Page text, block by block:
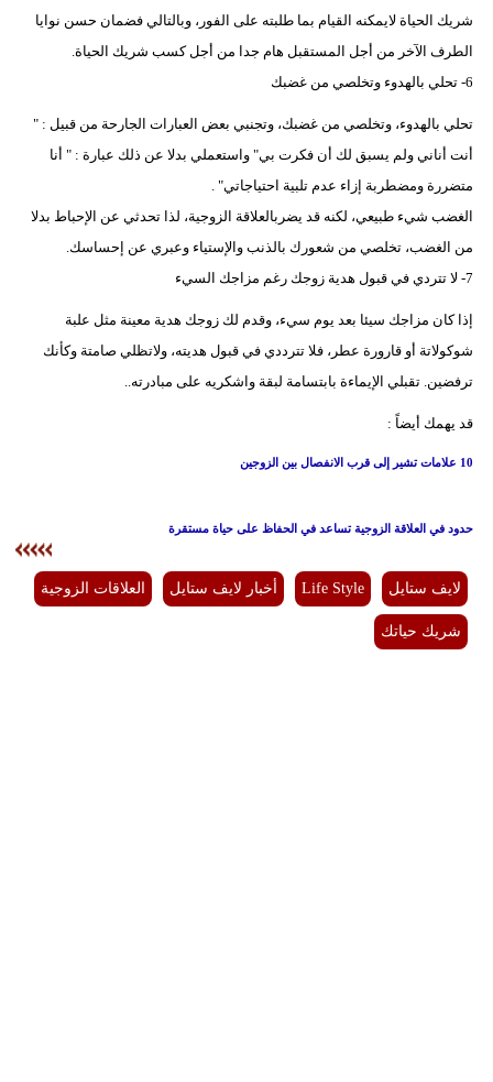
شريك الحياة لايمكنه القيام بما طلبته على الفور، وبالتالي فضمان حسن نوايا
الطرف الآخر من أجل المستقبل هام جدا من أجل كسب شريك الحياة.
6- تحلي بالهدوء وتخلصي من غضبك
تحلي بالهدوء، وتخلصي من غضبك، وتجنبي بعض العبارات الجارحة من قبيل : "
أنت أناني ولم يسبق لك أن فكرت بي" واستعملي بدلا عن ذلك عبارة : " أنا
متضررة ومضطربة إزاء عدم تلبية احتياجاتي" .
الغضب شيء طبيعي، لكنه قد يضربالعلاقة الزوجية، لذا تحدثي عن الإحباط بدلا
من الغضب، تخلصي من شعورك بالذنب والإستياء وعبري عن إحساسك.
7- لا تتردي في قبول هدية زوجك رغم مزاجك السيء
إذا كان مزاجك سيئا بعد يوم سيء، وقدم لك زوجك هدية معينة مثل علبة
شوكولاتة أو قارورة عطر، فلا تترددي في قبول هديته، ولاتظلي صامتة وكأنك
ترفضين. تقبلي الإيماءة بابتسامة لبقة واشكريه على مبادرته..
قد يهمك أيضاً :
10 علامات تشير إلى قرب الانفصال بين الزوجين
حدود في العلاقة الزوجية تساعد في الحفاظ على حياة مستقرة
لايف ستايل Life Style أخبار لايف ستايل العلاقات الزوجية
شريك حياتك